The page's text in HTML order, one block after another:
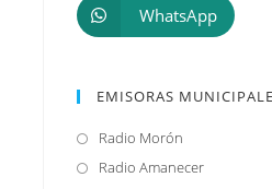
WhatsApp
EMISORAS
Radio Morón
abre
Radio AmanecerSe